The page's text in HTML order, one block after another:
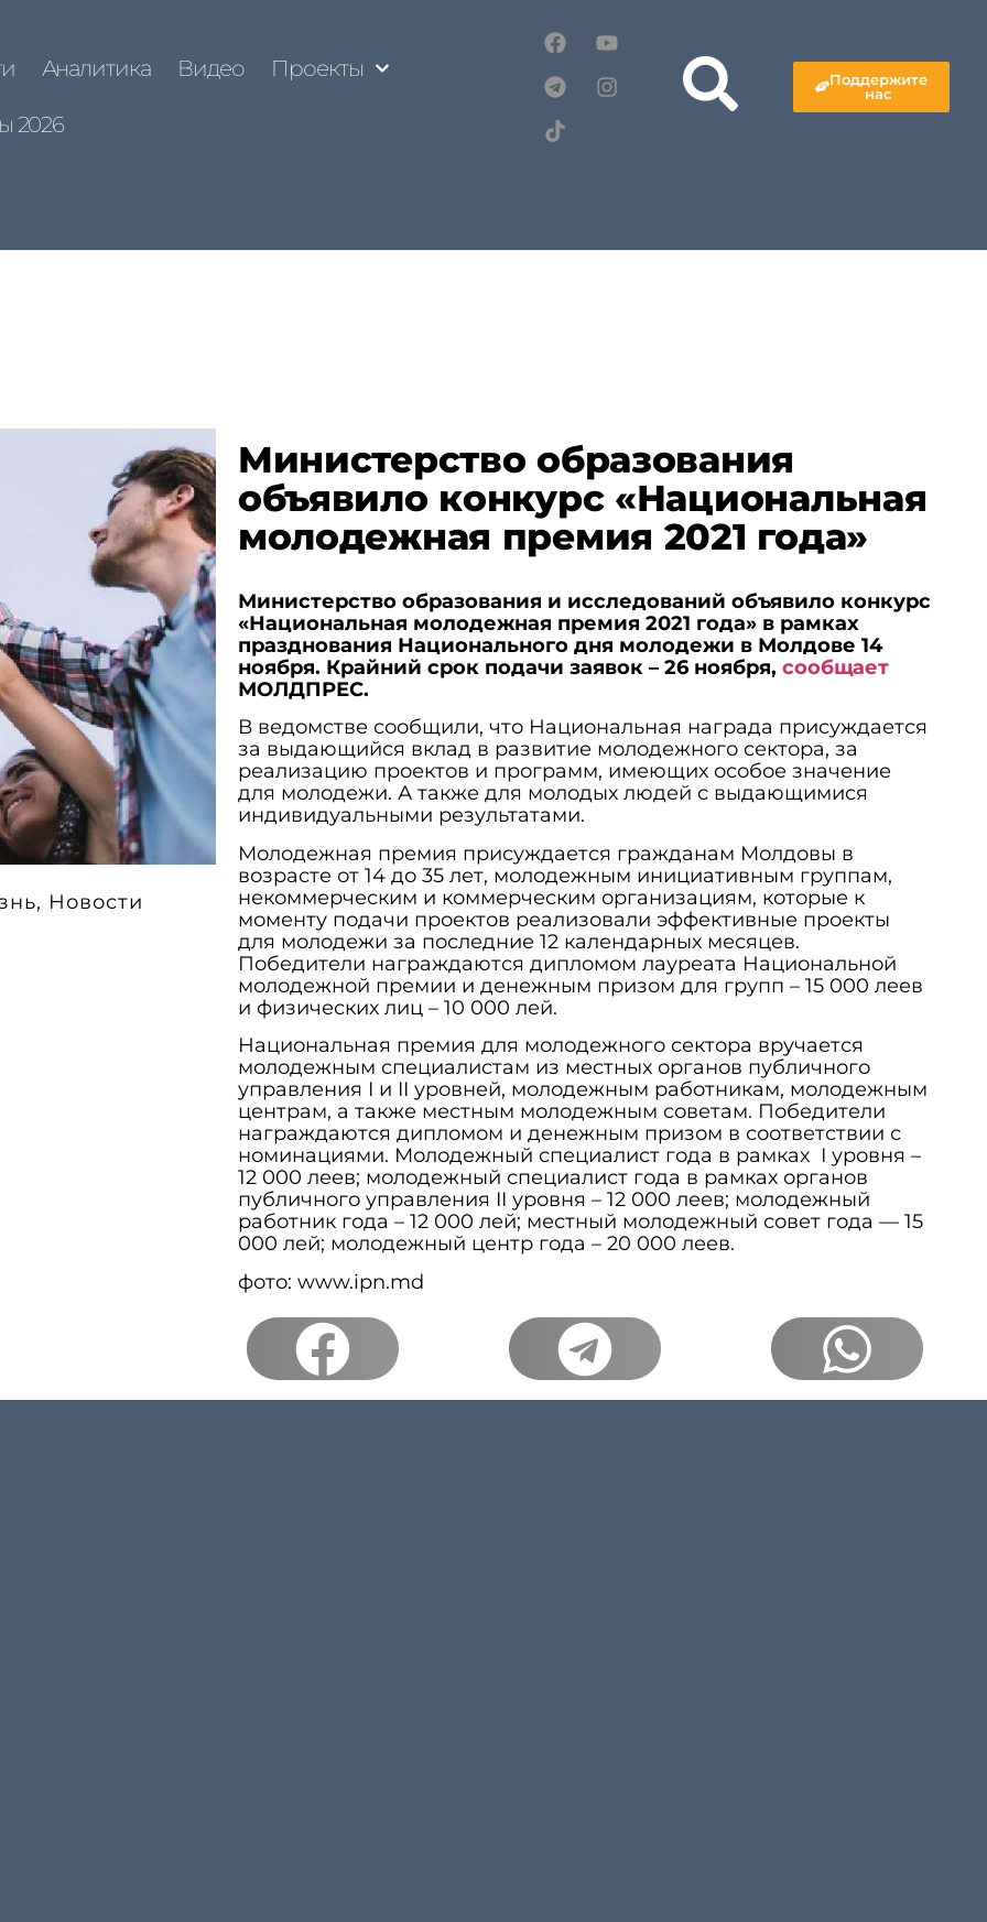
Аналитика Видео Проекты
2026
Поддержите
нас
, Новости
Министерство образования
объявило конкурс «Национальная
молодежная премия 2021 года»
Министерство образования и исследований объявило конкурс
«Национальная молодежная премия 2021 года» в рамках
празднования Национального дня молодежи в Молдове 14
ноября. Крайний срок подачи заявок – 26 ноября, сообщает
МОЛДПРЕС.
В ведомстве сообщили, что Национальная награда присуждается
за выдающийся вклад в развитие молодежного сектора, за
реализацию проектов и программ, имеющих особое значение
для молодежи. А также для молодых людей с выдающимися
индивидуальными результатами.
Молодежная премия присуждается гражданам Молдовы в
возрасте от 14 до 35 лет, молодежным инициативным группам,
некоммерческим и коммерческим организациям, которые к
моменту подачи проектов реализовали эффективные проекты
для молодежи за последние 12 календарных месяцев.
Победители награждаются дипломом лауреата Национальной
молодежной премии и денежным призом для групп – 15 000 леев
и физических лиц – 10 000 лей.
Национальная премия для молодежного сектора вручается
молодежным специалистам из местных органов публичного
управления I и II уровней, молодежным работникам, молодежным
центрам, а также местным молодежным советам. Победители
награждаются дипломом и денежным призом в соответствии с
номинациями. Молодежный специалист года в рамках I уровня –
12 000 леев; молодежный специалист года в рамках органов
публичного управления II уровня – 12 000 леев; молодежный
работник года – 12 000 лей; местный молодежный совет года — 15
000 лей; молодежный центр года – 20 000 леев.
фото: www.ipn.md